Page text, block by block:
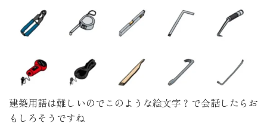
建築用語は難しいのでこのような絵文字？で会話したらお
もしろそうですね